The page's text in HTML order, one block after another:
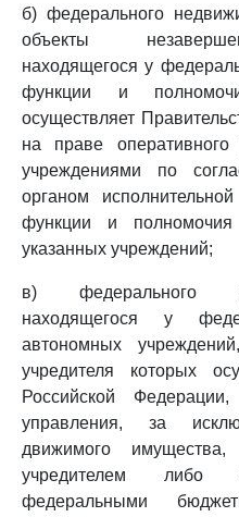
б) федерального
объекты
находящегося у
функции и
осуществляет
на праве
учреждениями по
органом
функции и полномочия
указанных учреждений;
в) федерального
находящегося у
автономных
учредителя которых
Российской
управления, за
движимого
учредителем либо
федеральными